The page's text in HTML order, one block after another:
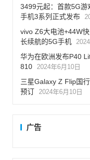
3499元起：首款5G游
手机3系列正式发布
vivo Z6大电池+44W
长续航的5G手机
华为在欧洲发布P40
810 2024年6月10日
三星Galaxy Z Flip国
预订 2024年6月10日
广告